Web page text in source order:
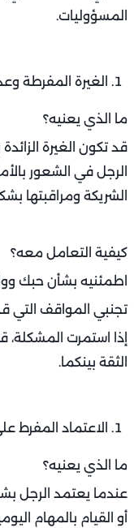
المسؤوليات.
الغيرة المفرطة
ما الذي يعنيه؟
قد تكون الغيرة
الرجل في الشعور
الشريكة ومراقبتها
كيفية التعامل معه؟
اطمئنيه بشأن حبك
تجنبي المواقف التي
إذا استمرت
الثقة بينكما.
الاعتماد المفرط
ما الذي يعنيه؟
عندما يعتمد الرجل
أو القيام بالمهام